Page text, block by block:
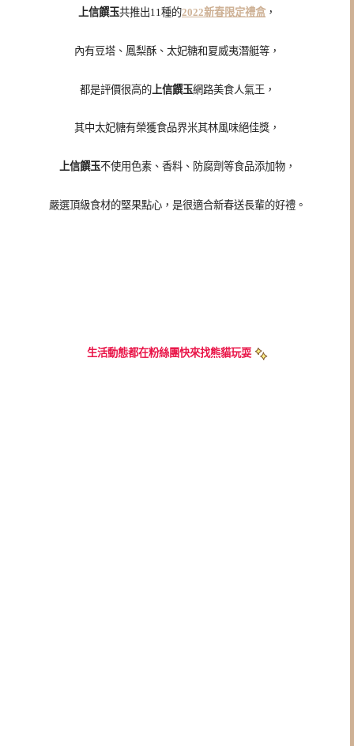
上信饌玉共推出11種的2022新春限定禮盒，
內有豆塔、鳳梨酥、太妃糖和夏威夷潛艇等，
都是評價很高的上信饌玉網路美食人氣王，
其中太妃糖有榮獲食品界米其林風味絕佳獎，
上信饌玉不使用色素、香料、防腐劑等食品添加物，
嚴選頂級食材的堅果點心，是很適合新春送長輩的好禮。
生活動態都在粉絲團快來找熊貓玩耍